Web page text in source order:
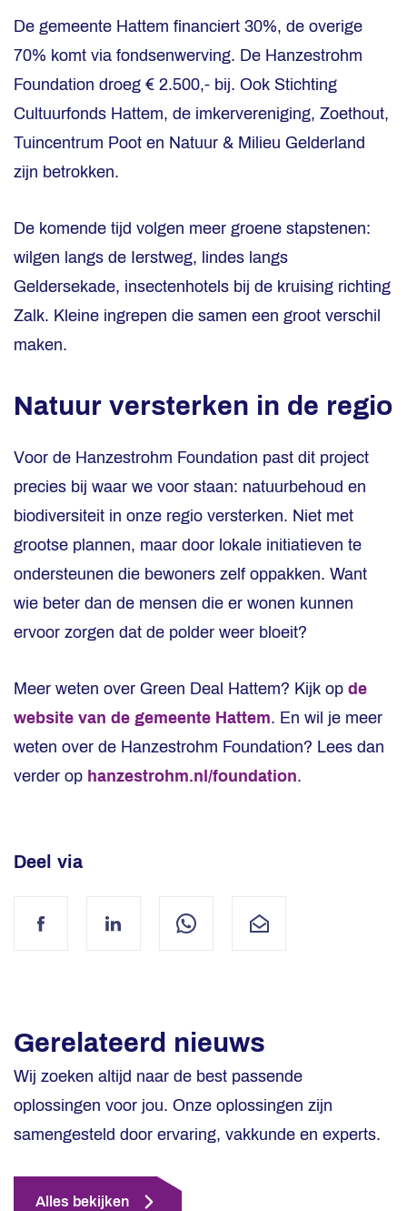
De gemeente Hattem financiert 30%, de overige
70% komt via fondsenwerving. De Hanzestrohm
Foundation droeg € 2.500,- bij. Ook Stichting
Cultuurfonds Hattem, de imkervereniging, Zoethout,
Tuincentrum Poot en Natuur & Milieu Gelderland
zijn betrokken.
De komende tijd volgen meer groene stapstenen:
wilgen langs de Ierstweg, lindes langs
Geldersekade, insectenhotels bij de kruising richting
Zalk. Kleine ingrepen die samen een groot verschil
maken.
Natuur versterken in de regio
Voor de Hanzestrohm Foundation past dit project
precies bij waar we voor staan: natuurbehoud en
biodiversiteit in onze regio versterken. Niet met
grootse plannen, maar door lokale initiatieven te
ondersteunen die bewoners zelf oppakken. Want
wie beter dan de mensen die er wonen kunnen
ervoor zorgen dat de polder weer bloeit?
Meer weten over Green Deal Hattem? Kijk op de
website van de gemeente Hattem. En wil je meer
weten over de Hanzestrohm Foundation? Lees dan
verder op hanzestrohm.nl/foundation.
Deel via
FacebookLinkedIn WhatsAppMail
Gerelateerd nieuws
Wij zoeken altijd naar de best passende
oplossingen voor jou. Onze oplossingen zijn
samengesteld door ervaring, vakkunde en experts.
Alles bekijken